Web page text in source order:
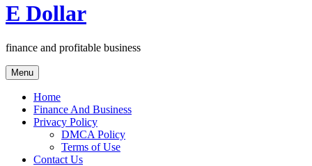
E Dollar
finance and profitable business
Menu
Home
Finance And Business
Privacy Policy
DMCA Policy
Terms of Use
Contact Us